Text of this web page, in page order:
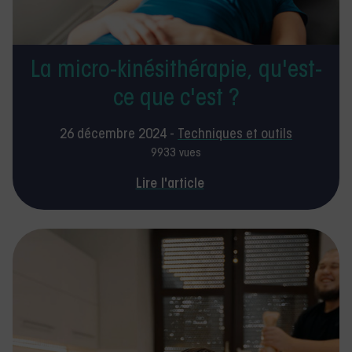
La micro-kinésithérapie, qu'est-
ce que c'est ?
26 décembre 2024 - Techniques et outils
9933 vues
Lire l'article